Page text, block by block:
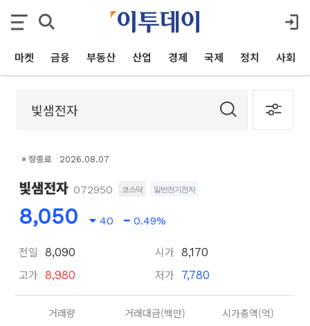
마켓 금융 부동산 산업 경제 국제 정치 사회
장종료 2026.08.07
빛샘전자 072950 코스닥 일반전기전자
8,050 40 0.49%
전일 8,090
고가 8,980
시가 8,170
저가 7,780
거래량 거래대금(백만) 시가총액(억)